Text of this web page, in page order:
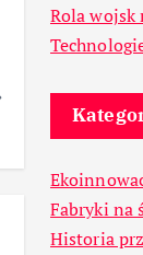
Rola
Fabryki na
Historia